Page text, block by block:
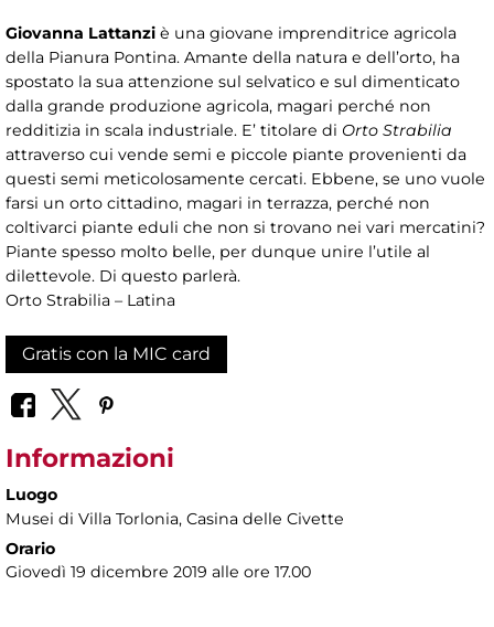
Giovanna Lattanzi è una giovane imprenditrice agricola
della Pianura Pontina. Amante della natura e dell’orto, ha
spostato la sua attenzione sul selvatico e sul dimenticato
dalla grande produzione agricola, magari perché non
redditizia in scala industriale. E’ titolare di Orto Strabilia
attraverso cui vende semi e piccole piante provenienti da
questi semi meticolosamente cercati. Ebbene, se uno vuole
farsi un orto cittadino, magari in terrazza, perché non
coltivarci piante eduli che non si trovano nei vari mercatini?
Piante spesso molto belle, per dunque unire l’utile al
dilettevole. Di questo parlerà.
Orto Strabilia – Latina
Gratis con la MIC card
Informazioni
Luogo
Musei di Villa Torlonia, Casina delle Civette
Orario
Giovedì 19 dicembre 2019 alle ore 17.00